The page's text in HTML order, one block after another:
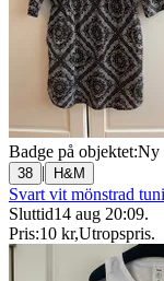
Badge på objektet:Ny
38 | H&M
Svart vit mönstrad
Sluttid14 aug 20:09.
Pris:10 kr,Utropspris.